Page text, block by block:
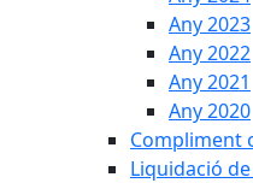
Any 2023
Any 2022
Any 2021
Any 2020
Compliment
Liquidació